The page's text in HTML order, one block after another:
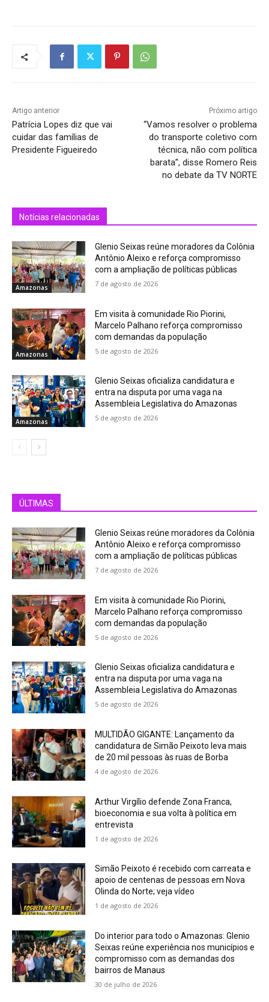
Artigo anterior
Patrícia Lopes diz que vai
cuidar das famílias de
Presidente Figueiredo
Próximo artigo
“Vamos resolver o problema
do transporte coletivo com
técnica, não com política
barata”, disse Romero Reis
no debate da TV NORTE
Notícias relacionadas
Amazonas
Glenio Seixas reúne moradores da Colônia
Antônio Aleixo e reforça compromisso
com a ampliação de políticas públicas
7 de agosto de 2026
Amazonas
Em visita à comunidade Rio Piorini,
Marcelo Palhano reforça compromisso
com demandas da população
5 de agosto de 2026
Amazonas
Glenio Seixas oficializa candidatura e
entra na disputa por uma vaga na
Assembleia Legislativa do Amazonas
5 de agosto de 2026
ÚLTIMAS
Glenio Seixas reúne moradores da Colônia
Antônio Aleixo e reforça compromisso
com a ampliação de políticas públicas
7 de agosto de 2026
Em visita à comunidade Rio Piorini,
Marcelo Palhano reforça compromisso
com demandas da população
5 de agosto de 2026
Glenio Seixas oficializa candidatura e
entra na disputa por uma vaga na
Assembleia Legislativa do Amazonas
5 de agosto de 2026
MULTIDÃO GIGANTE: Lançamento da
candidatura de Simão Peixoto leva mais
de 20 mil pessoas às ruas de Borba
4 de agosto de 2026
Arthur Virgílio defende Zona Franca,
bioeconomia e sua volta à política em
entrevista
1 de agosto de 2026
Simão Peixoto é recebido com carreata e
apoio de centenas de pessoas em Nova
Olinda do Norte; veja vídeo
1 de agosto de 2026
Do interior para todo o Amazonas: Glenio
Seixas reúne experiência nos municípios e
compromisso com as demandas dos
bairros de Manaus
30 de julho de 2026